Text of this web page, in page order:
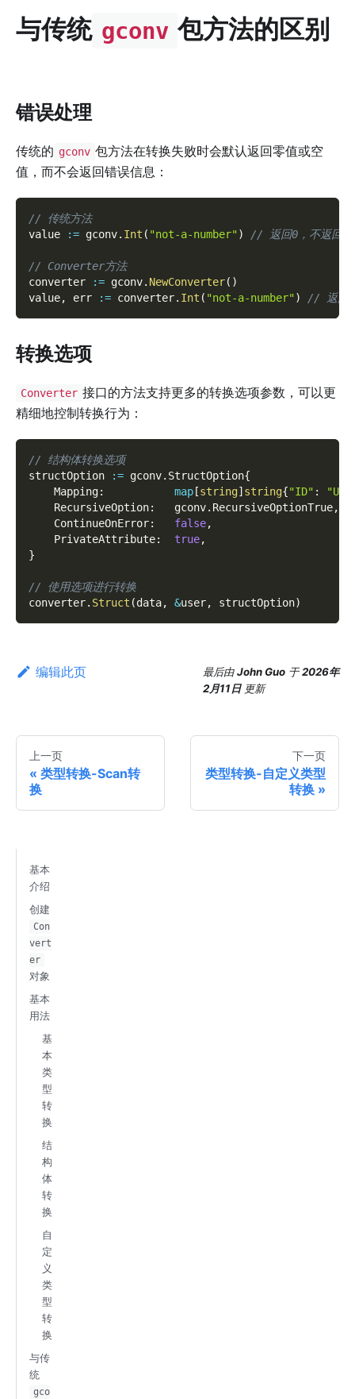
与传统 gconv 包方法的区别
错误处理
传统的 gconv 包方法在转换失败时会默认返回零值或空
值，而不会返回错误信息：
// 传统方法
value
:= gconv. Int ( "not-a-number") // 返回0，不返回错
// Converter方法
converter
:= gconv. NewConverter( )
value, err := converter. Int ( "not-a-number") // 返回0
转换选项
Converter 接口的方法支持更多的转换选项参数，可以更
精细地控制转换行为：
// 结构体转换选项
structOption
:= gconv. StructOption{
    Mapping
: map [string] string{"ID" :
    RecursiveOption
:
   gconv
. RecursiveOptionTrue,
    ContinueOnError
: false,
    PrivateAttribute
: true,
}
// 使用选项进行转换
converter. Struct (data, &user, structOption)
编辑此页 最后由John Guo 于2026年
2月11日 更新
上一页
类型转换-Scan转
换
下一页
类型转换-自定义类型
转换
基本
介绍
创建
Con
vert
er
对象
基本
用法
基
本
类
型
转
换
结
构
体
转
换
自
定
义
类
型
转
换
与传
统
gco